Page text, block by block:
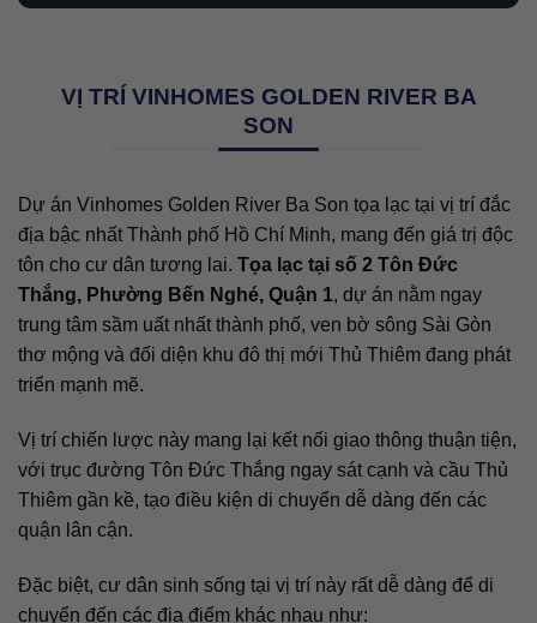
VỊ TRÍ VINHOMES GOLDEN RIVER BA
SON
Dự án Vinhomes Golden River Ba Son tọa lạc tại vị trí đắc
địa bậc nhất Thành phố Hồ Chí Minh, mang đến giá trị độc
tôn cho cư dân tương lai. Tọa lạc tại số 2 Tôn Đức
Thắng, Phường Bến Nghé, Quận 1, dự án nằm ngay
trung tâm sầm uất nhất thành phố, ven bờ sông Sài Gòn
thơ mộng và đối diện khu đô thị mới Thủ Thiêm đang phát
triển mạnh mẽ.
Vị trí chiến lược này mang lại kết nối giao thông thuận tiện,
với trục đường Tôn Đức Thắng ngay sát cạnh và cầu Thủ
Thiêm gần kề, tạo điều kiện di chuyển dễ dàng đến các
quận lân cận.
Đặc biệt, cư dân sinh sống tại vị trí này rất dễ dàng để di
chuyển đến các địa điểm khác nhau như: